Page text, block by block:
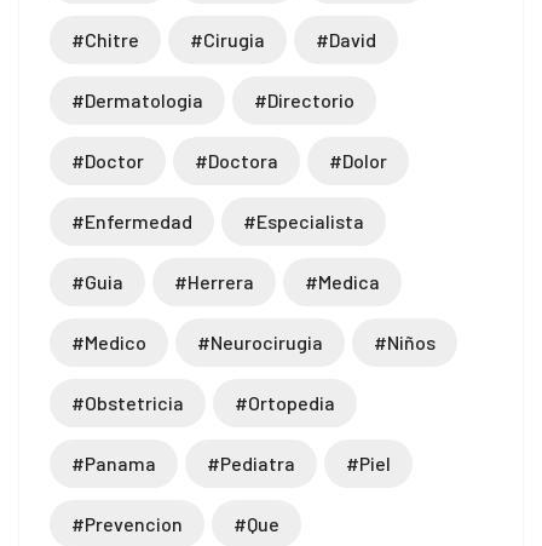
#chitre #cirugia #david
#dermatologia #directorio
#doctor #doctora #dolor
#enfermedad #especialista
#guia #herrera #medica
#medico #neurocirugia #niños
#obstetricia #ortopedia
#panama #pediatra #piel
#prevencion #que